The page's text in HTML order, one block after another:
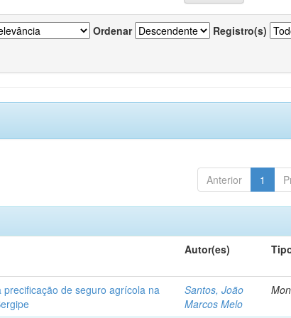
Ordenar Registro(s)
Anterior 1
Autor(es)
de seguro agrícola na
Santos, João
Marcos Melo